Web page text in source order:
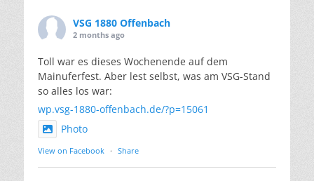
VSG 1880 Offenbach
2 months ago
Toll war es dieses Wochenende auf dem
Mainuferfest. Aber lest selbst, was am VSG-Stand
so alles los war:
wp.vsg-1880-offenbach.de/?p=15061
Photo
View on Facebook · Share